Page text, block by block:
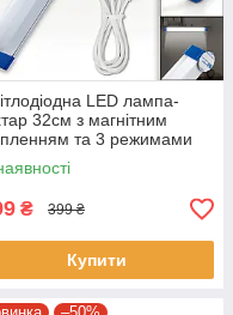
LED лампа-
32см з магнітним
та 3 режимами
₴ 399 ₴
Купити